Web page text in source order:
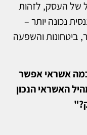
של העסק, לזהות
נכונה יותר –
ביטחונות והשפעה
אשראי אפשר
האשראי הנכון